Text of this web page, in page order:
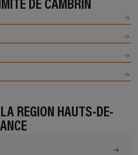
DE CAMBRIN
RÉGION HAUTS-DE-